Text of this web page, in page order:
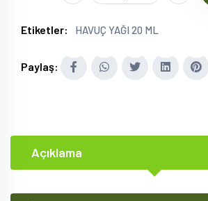
Etiketler: HAVUÇ YAĞI 20 ML
Paylaş:
Açıklama